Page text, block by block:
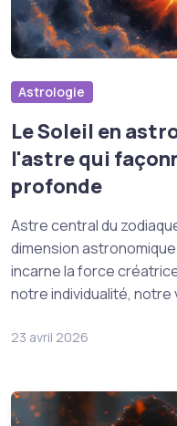
Astrologie
Le Soleil en
l'astre qui
profonde
Astre central du
dimension
incarne la force
notre individualité, notre
23 avril 2026